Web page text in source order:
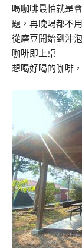
喝咖啡最怕就是
題，再晚喝都不
從磨豆開始到沖
咖啡即上桌
想喝好喝的咖啡